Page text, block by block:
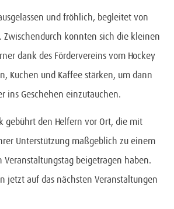
und fröhlich, begleitet von
Zwischendurch konnten sich die kleinen
dank des Fördervereins vom Hockey
Kuchen und Kaffee stärken, um dann
ins Geschehen einzutauchen.
gebührt den Helfern vor Ort, die mit
Unterstützung maßgeblich zu einem
Veranstaltungstag beigetragen haben.
jetzt auf das nächsten Veranstaltungen